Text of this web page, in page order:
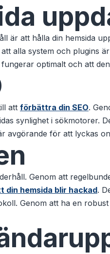
är att hålla din hemsida
alla system och plugins
optimalt och att
att förbättra din SEO.
synlighet i sökmotorer.
avgörande för att lyckas
Genom att
din hemsida blir hackad.
Genom att ha en